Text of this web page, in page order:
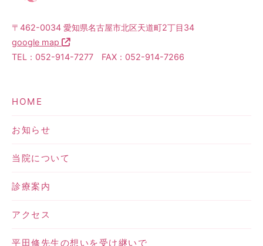
〒462-0034 愛知県名古屋市北区天道町2丁目34
google map
TEL：052-914-7277 FAX：052-914-7266
HOME
お知らせ
当院について
診療案内
アクセス
平田修先生の想いを受け継いで